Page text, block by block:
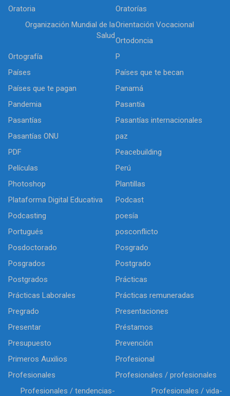
Oratoria
Oratorías
Organización Mundial de la
Salud
Orientación Vocacional
Ortodoncia
Ortografía
P
Países
Países que te becan
Países que te pagan
Panamá
Pandemia
Pasantía
Pasantías
Pasantías internacionales
Pasantías ONU
paz
PDF
Peacebuilding
Películas
Perú
Photoshop
Plantillas
Plataforma Digital Educativa
Podcast
Podcasting
poesía
Portugués
posconflicto
Posdoctorado
Posgrado
Posgrados
Postgrado
Postgrados
Prácticas
Prácticas Laborales
Prácticas remuneradas
Pregrado
Presentaciones
Presentar
Préstamos
Presupuesto
Prevención
Primeros Auxilios
Profesional
Profesionales
Profesionales / profesionales
Profesionales / tendencias-
Profesionales / vida-